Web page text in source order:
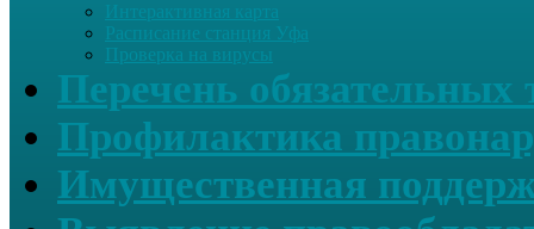
Интерактивная карта
Расписание станция Уфа
Проверка на вирусы
Перечень обязательных
Профилактика
Имущественная